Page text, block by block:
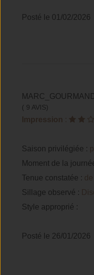
Posté le 01/02/2026
( 9 AVIS)
Impression :
Saison privilégiée :
Moment de la
Tenue constatée :
Sillage observé :
Style approprié :
Posté le 26/01/2026